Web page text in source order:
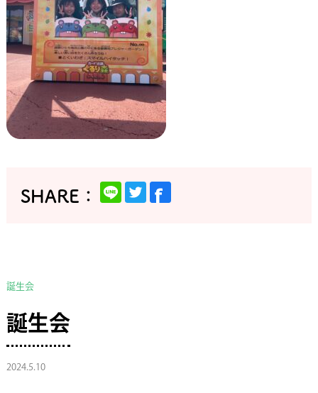
誕生会
誕生会
2024.5.10